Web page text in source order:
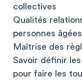
collectives
Qualités
personnes âgées
Maîtrise des
Savoir définir
pour faire les